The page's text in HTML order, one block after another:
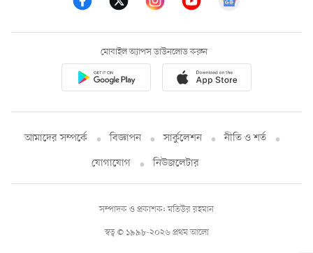
মোবাইল অ্যাপস ডাউনলোড করুন
আমাদের সম্পর্কে বিজ্ঞাপন সার্কুলেশন
নীতি ও শর্ত
যোগাযোগ
নিউজলেটার
স্বত্ব © ১৯৯৮-২০২৬ প্রথম আলো
সম্পাদক ও প্রকাশক: মতিউর রহমান